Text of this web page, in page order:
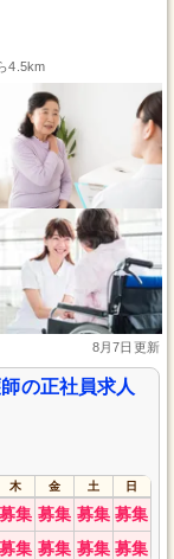
4.5km
8月7日更新
の正社員求人
木 金 土 日
募集 募集 募集 募集
募集 募集 募集 募集